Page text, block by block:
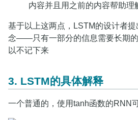
内容并且用之前的内容帮助理
基于以上这两点，LSTM的设计者提
念——只有一部分的信息需要长期
以不记下来
3. LSTM的具体解释
一个普通的，使用tanh函数的RNN